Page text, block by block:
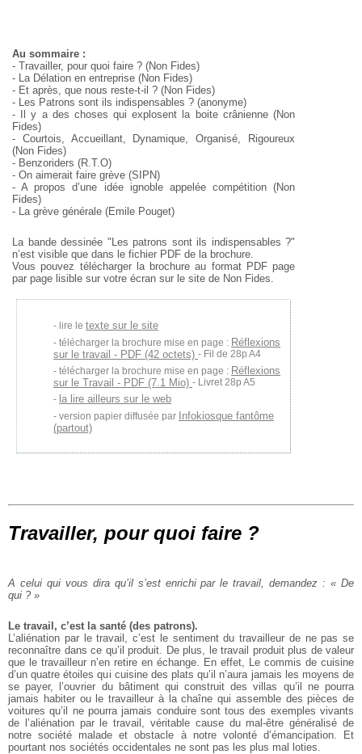
Au sommaire :
- Travailler, pour quoi faire ? (Non Fides)
- La Délation en entreprise (Non Fides)
- Et après, que nous reste-t-il ? (Non Fides)
- Les Patrons sont ils indispensables ? (anonyme)
- Il y a des choses qui explosent la boite crânienne (Non
Fides)
- Courtois, Accueillant, Dynamique, Organisé, Rigoureux
(Non Fides)
- Benzoriders (R.T.O)
- On aimerait faire grève (SIPN)
- A propos d’une idée ignoble appelée compétition (Non
Fides)
- La grève générale (Emile Pouget)
La bande dessinée "Les patrons sont ils indispensables ?"
n’est visible que dans le fichier PDF de la brochure.
Vous pouvez télécharger la brochure au format PDF page
par page lisible sur votre écran sur le site de Non Fides.
lire le texte sur le site
télécharger la brochure mise en page : Réflexions
sur le travail - PDF (42 octets) - Fil de 28p A4
télécharger la brochure mise en page : Réflexions
sur le Travail - PDF (7.1 Mio) - Livret 28p A5
la lire ailleurs sur le web
version papier diffusée par Infokiosque fantôme
(partout)
Travailler, pour quoi faire ?
A celui qui vous dira qu’il s’est enrichi par le travail, demandez : « De
qui ? »
Le travail, c’est la santé (des patrons).
L’aliénation par le travail, c’est le sentiment du travailleur de ne pas se
reconnaître dans ce qu’il produit. De plus, le travail produit plus de valeur
que le travailleur n’en retire en échange. En effet, Le commis de cuisine
d’un quatre étoiles qui cuisine des plats qu’il n’aura jamais les moyens de
se payer, l’ouvrier du bâtiment qui construit des villas qu’il ne pourra
jamais habiter ou le travailleur à la chaîne qui assemble des pièces de
voitures qu’il ne pourra jamais conduire sont tous des exemples vivants
de l’aliénation par le travail, véritable cause du mal-être généralisé de
notre société malade et obstacle à notre volonté d’émancipation. Et
pourtant nos sociétés occidentales ne sont pas les plus mal loties.